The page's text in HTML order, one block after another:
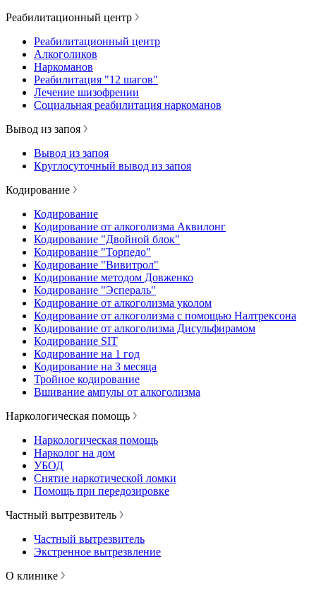
Реабилитационный центр
Реабилитационный центр
Алкоголиков
Наркоманов
Реабилитация "12 шагов"
Лечение шизофрении
Социальная реабилитация наркоманов
Вывод из запоя
Вывод из запоя
Круглосуточный вывод из запоя
Кодирование
Кодирование
Кодирование от алкоголизма Аквилонг
Кодирование "Двойной блок"
Кодирование "Торпедо"
Кодирование "Вивитрол"
Кодирование методом Довженко
Кодирование "Эспераль"
Кодирование от алкоголизма уколом
Кодирование от алкоголизма с помощью Налтрексона
Кодирование от алкоголизма Дисульфирамом
Кодирование SIT
Кодирование на 1 год
Кодирование на 3 месяца
Тройное кодирование
Вшивание ампулы от алкоголизма
Наркологическая помощь
Наркологическая помощь
Нарколог на дом
УБОД
Снятие наркотической ломки
Помощь при передозировке
Частный вытрезвитель
Частный вытрезвитель
Экстренное вытрезвление
О клинике